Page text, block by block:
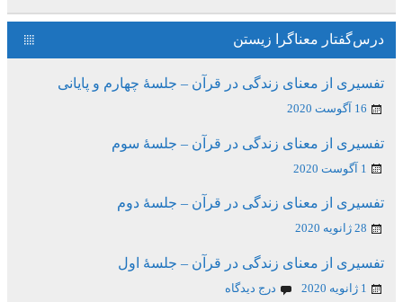
درس‌گفتار معناگرا زیستن
تفسیری از معنای زندگی در قرآن – جلسۀ چهارم و پایانی
16 آگوست 2020
تفسیری از معنای زندگی در قرآن – جلسۀ سوم
1 آگوست 2020
تفسیری از معنای زندگی در قرآن – جلسۀ دوم
28 ژانویه 2020
تفسیری از معنای زندگی در قرآن – جلسۀ اول
1 ژانویه 2020 درج دیدگاه